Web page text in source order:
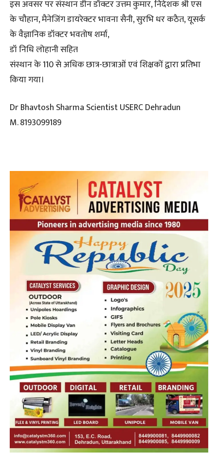
इस अवसर पर संस्थान डीन डॉक्टर उत्तम कुमार, निदेशक श्री एस
के चौहान, मैनेजिंग डायरेक्टर भावना सैनी, सुरभि धर कठैत, यूसर्क
के वैज्ञानिक डॉक्टर भवतोष शर्मा,
डॉ निधि लोहानी सहित
संस्थान के 110 से अधिक छात्र-छात्राओं एवं शिक्षकों द्वारा प्रतिभा
किया गया।
Dr Bhavtosh Sharma Scientist USERC Dehradun
M. 8193099189